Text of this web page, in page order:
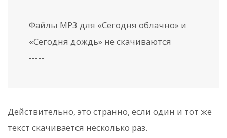
Файлы MP3 для «Сегодня облачно» и
«Сегодня дождь» не скачиваются
-----
Действительно, это странно, если один и тот же
текст скачивается несколько раз.